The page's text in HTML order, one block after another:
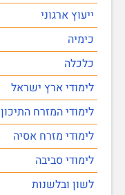
ייעוץ ארגוני
כימיה
כלכלה
לימודי ארץ ישראל
לימודי המזרח התיכון
לימודי מזרח אסיה
לימודי סביבה
לשון ובלשנות